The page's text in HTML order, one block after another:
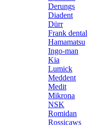
Derungs
Diadent
Dürr
Frank dental
Hamamatsu
Ingo-man
Kia
Lumick
Meddent
Medit
Mikrona
NSK
Romidan
Rossicaws